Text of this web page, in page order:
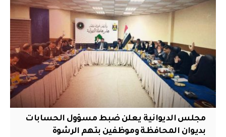
مجلس الديوانية يعلن ضبط مسؤول الحسابات
بديوان المحافظة وموظفين بتهم الرشوة